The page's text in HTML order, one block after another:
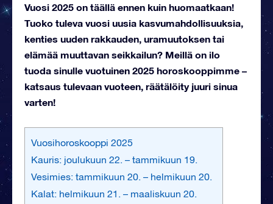
Vuosi 2025 on täällä ennen kuin huomaatkaan!
Tuoko tuleva vuosi uusia kasvumahdollisuuksia,
kenties uuden rakkauden, uramuutoksen tai
elämää muuttavan seikkailun? Meillä on ilo
tuoda sinulle vuotuinen 2025 horoskooppimme –
katsaus tulevaan vuoteen, räätälöity juuri sinua
varten!
Vuosihoroskooppi 2025
Kauris: joulukuun 22. – tammikuun 19.
Vesimies: tammikuun 20. – helmikuun 20.
Kalat: helmikuun 21. – maaliskuun 20.